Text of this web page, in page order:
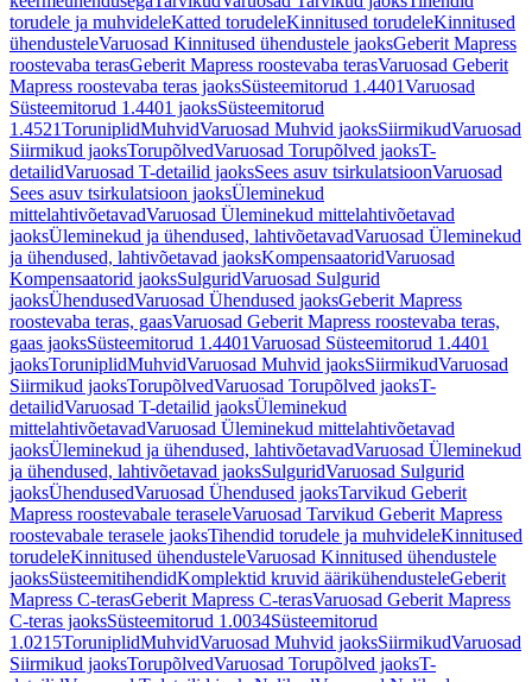
torudele ja muhvideleKatted torudeleKinnitused torudeleKinnitused
ühendusteleVaruosad Kinnitused ühendustele jaoksGeberit Mapress
roostevaba terasGeberit Mapress roostevaba terasVaruosad Geberit
Mapress roostevaba teras jaoksSüsteemitorud 1.4401Varuosad
Süsteemitorud 1.4401 jaoksSüsteemitorud
1.4521ToruniplidMuhvidVaruosad Muhvid jaoksSiirmikudVaruosad
Siirmikud jaoksTorupõlvedVaruosad Torupõlved jaoksT-
detailidVaruosad T-detailid jaoksSees asuv tsirkulatsioonVaruosad
Sees asuv tsirkulatsioon jaoksÜleminekud
mittelahtivõetavadVaruosad Üleminekud mittelahtivõetavad
jaoksÜleminekud ja ühendused, lahtivõetavadVaruosad Üleminekud
ja ühendused, lahtivõetavad jaoksKompensaatoridVaruosad
Kompensaatorid jaoksSulguridVaruosad Sulgurid
jaoksÜhendusedVaruosad Ühendused jaoksGeberit Mapress
roostevaba teras, gaasVaruosad Geberit Mapress roostevaba teras,
gaas jaoksSüsteemitorud 1.4401Varuosad Süsteemitorud 1.4401
jaoksToruniplidMuhvidVaruosad Muhvid jaoksSiirmikudVaruosad
Siirmikud jaoksTorupõlvedVaruosad Torupõlved jaoksT-
detailidVaruosad T-detailid jaoksÜleminekud
mittelahtivõetavadVaruosad Üleminekud mittelahtivõetavad
jaoksÜleminekud ja ühendused, lahtivõetavadVaruosad Üleminekud
ja ühendused, lahtivõetavad jaoksSulguridVaruosad Sulgurid
jaoksÜhendusedVaruosad Ühendused jaoksTarvikud Geberit
Mapress roostevabale teraseleVaruosad Tarvikud Geberit Mapress
roostevabale terasele jaoksTihendid torudele ja muhvideleKinnitused
torudeleKinnitused ühendusteleVaruosad Kinnitused ühendustele
jaoksSüsteemitihendidKomplektid kruvid äärikühendusteleGeberit
Mapress C-terasGeberit Mapress C-terasVaruosad Geberit Mapress
C-teras jaoksSüsteemitorud 1.0034Süsteemitorud
1.0215ToruniplidMuhvidVaruosad Muhvid jaoksSiirmikudVaruosad
Siirmikud jaoksTorupõlvedVaruosad Torupõlved jaoksT-